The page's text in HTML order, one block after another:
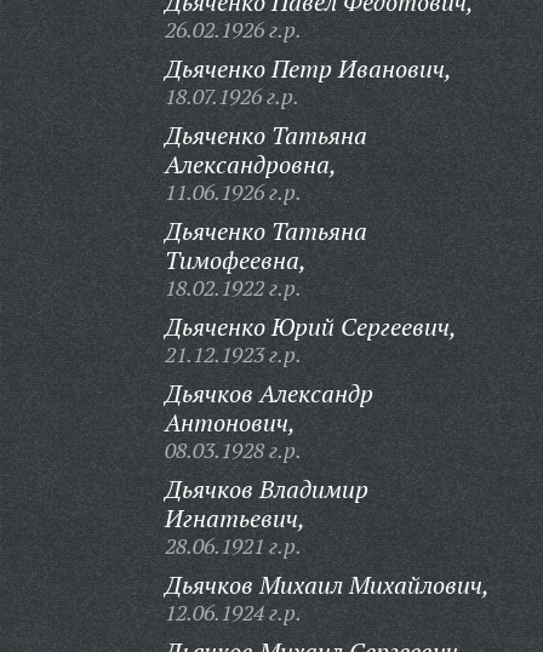
26.02.1926 г.р.
Дьяченко Петр Иванович,
18.07.1926 г.р.
Дьяченко Татьяна
Александровна,
11.06.1926 г.р.
Дьяченко Татьяна
Тимофеевна,
18.02.1922 г.р.
Дьяченко Юрий Сергеевич,
21.12.1923 г.р.
Дьячков Александр
Антонович,
08.03.1928 г.р.
Дьячков Владимир
Игнатьевич,
28.06.1921 г.р.
Дьячков Михаил Михайлович,
12.06.1924 г.р.